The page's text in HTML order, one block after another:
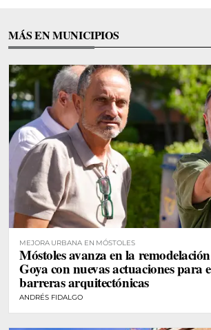
MÁS EN MUNICIPIOS
MEJORA URBANA EN MÓSTOLES
Móstoles avanza en la
Goya con nuevas actuaciones para
barreras arquitectónicas
ANDRÉS FIDALGO